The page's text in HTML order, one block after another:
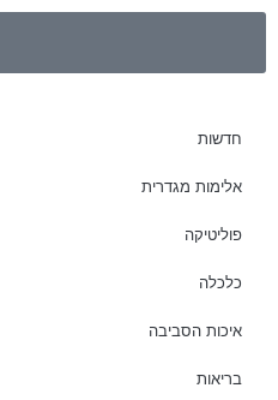
חדשות
אלימות מגדרית
פוליטיקה
כלכלה
איכות הסביבה
בריאות